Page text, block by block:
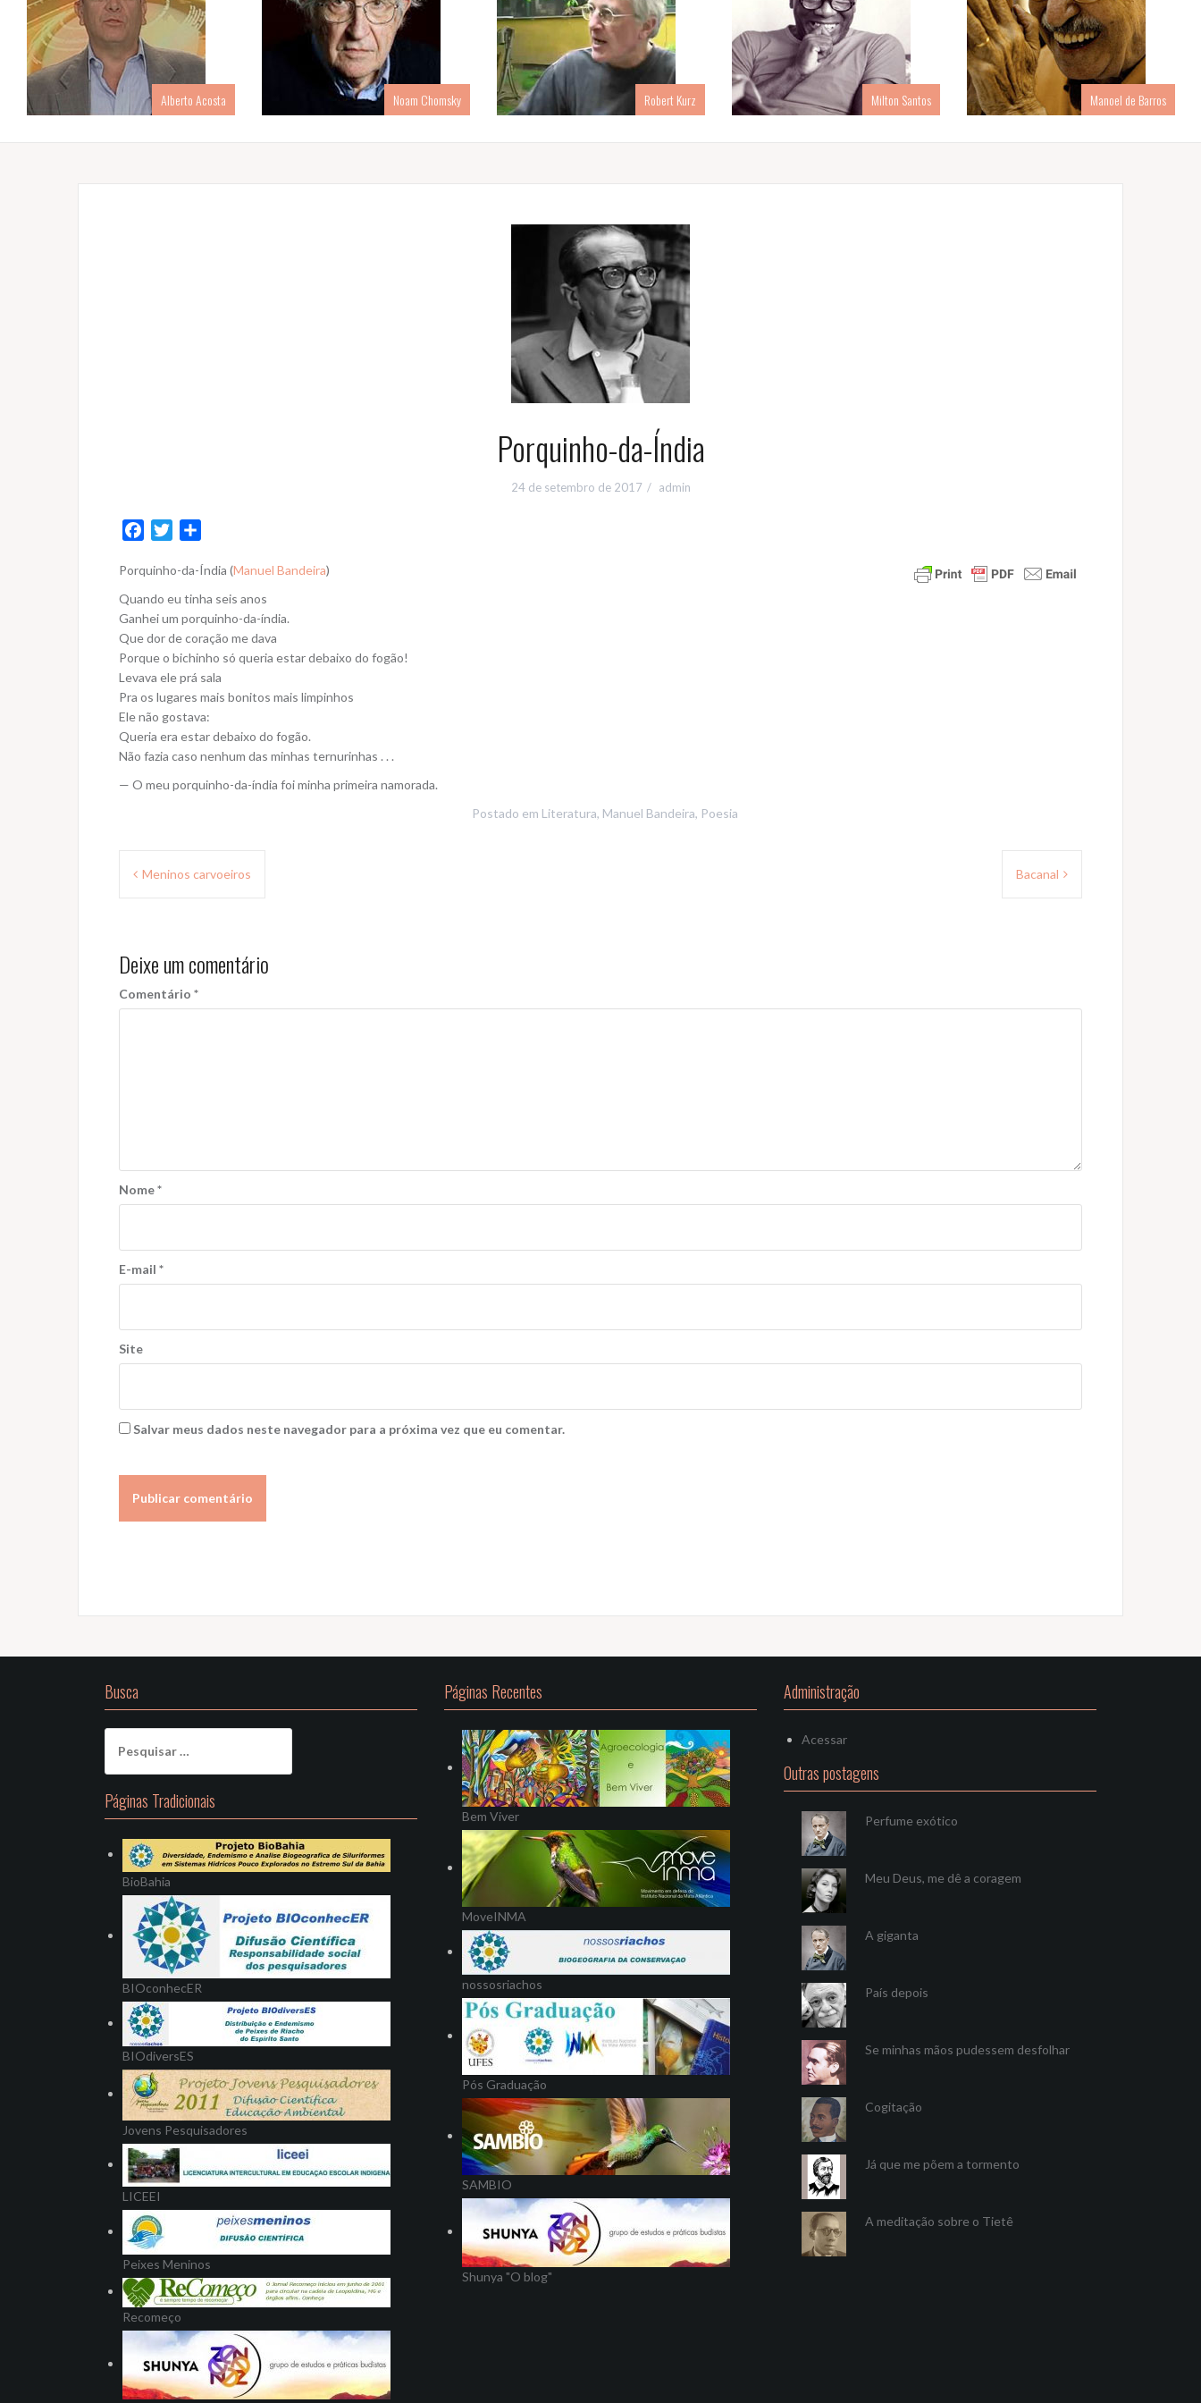
Alberto Acosta Noam Chomsky Robert Kurz Milton Santos Manoel de Barros
Porquinho-da-Índia
24 de setembro de 2017 admin
c
e
b
o
o
k
i
t
t
e
r
a
r
e
Porquinho-da-Índia (Manuel Bandeira)
Quando eu tinha seis anos
Ganhei um porquinho-da-índia.
Que dor de coração me dava
Porque o bichinho só queria estar debaixo do fogão!
Levava ele prá sala
Pra os lugares mais bonitos mais limpinhos
Ele não gostava:
Queria era estar debaixo do fogão.
Não fazia caso nenhum das minhas ternurinhas . . .
— O meu porquinho-da-índia foi minha primeira namorada.
Postado em Literatura, Manuel Bandeira, Poesia
Navegação
Meninos carvoeiros Bacanal
Deixe um comentário
Comentário *
Nome*
E-mail *
Site
Salvar meus dados neste navegador para a próxima vez que eu comentar.
Busca
por:
Páginas Tradicionais
BioBahia
BIOconhecER
BIOdiversES
Jovens Pesquisadores
LICEEI
Peixes Meninos
Recomeço
Páginas Recentes
Bem Viver
MoveINMA
nossosriachos
Pós Graduação
SAMBIO
Shunya "O blog"
Administração
Acessar
Outras postagens
Perfume exótico
Meu Deus, me dê a coragem
A giganta
País depois
Se minhas mãos pudessem desfolhar
Cogitação
Já que me põem a tormento
A meditação sobre o Tietê